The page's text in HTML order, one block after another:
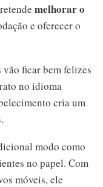
melhorar o
e oferecer o
ficar bem felizes
no idioma
cria um
modo como
no papel. Com
móveis, ele